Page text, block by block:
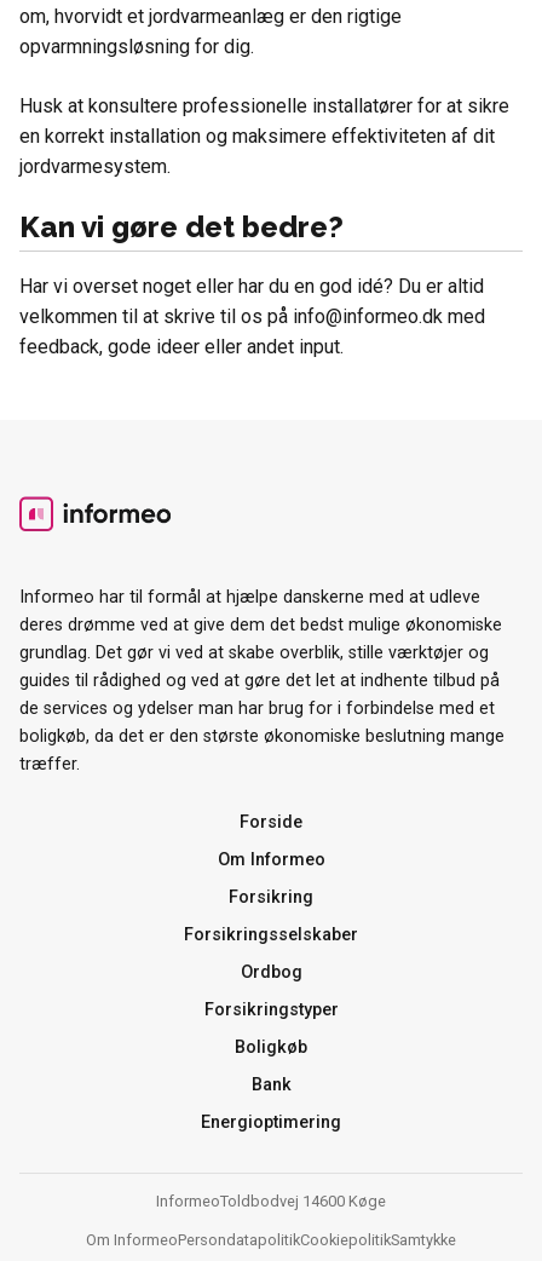
om, hvorvidt et jordvarmeanlæg er den rigtige
opvarmningsløsning for dig.
Husk at konsultere professionelle installatører for at sikre
en korrekt installation og maksimere effektiviteten af dit
jordvarmesystem.
Kan vi gøre det bedre?
Har vi overset noget eller har du en god idé? Du er altid
velkommen til at skrive til os på info@informeo.dk med
feedback, gode ideer eller andet input.
Informeo har til formål at hjælpe danskerne med at udleve
deres drømme ved at give dem det bedst mulige økonomiske
grundlag. Det gør vi ved at skabe overblik, stille værktøjer og
guides til rådighed og ved at gøre det let at indhente tilbud på
de services og ydelser man har brug for i forbindelse med et
boligkøb, da det er den største økonomiske beslutning mange
træffer.
Forside
Om Informeo
Forsikring
Forsikringsselskaber
Ordbog
Forsikringstyper
Boligkøb
Bank
Energioptimering
InformeoToldbodvej 1 4600 Køge
Om InformeoPersondatapolitikCookiepolitikSamtykke